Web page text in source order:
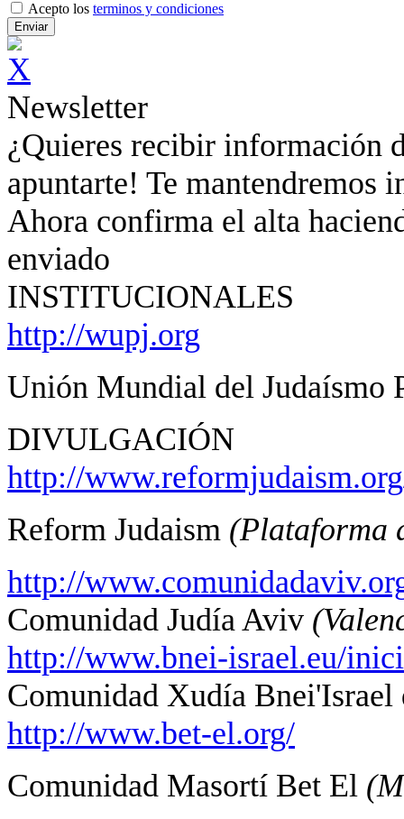
Acepto los terminos y condiciones
Newsletter
¿Quieres recibir información
apuntarte! Te mantendremos
Ahora confirma el alta
enviado
INSTITUCIONALES
http://wupj.org
Unión Mundial del Judaísmo
DIVULGACIÓN
http://
Reform Judaism (Plataforma
http://
Comunidad Judía Aviv
http://www.bnei-israel.eu/
Comunidad Xudía Bnei'Israel
http://www.bet-el.org/
Comunidad Masortí Bet El